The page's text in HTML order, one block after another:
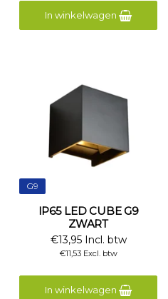
In winkelwagen
G9
IP65 LED CUBE G9
ZWART
€13,95 Incl. btw
€11,53 Excl. btw
In winkelwagen